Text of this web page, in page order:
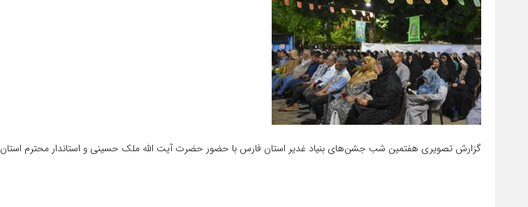
گزارش تصویری هفتمین شب جشن‌های بنیاد غدیر استان فارس با حضور حضرت آیت الله ملک حسینی و استاندار محترم استان